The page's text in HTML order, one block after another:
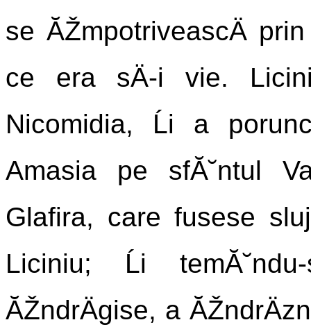
se ĂŽmpotriveascÄ
ce era sÄ-i vie.
Nicomidia, Ĺi a
Amasia pe sfĂ˘ntul
Glafira, care fusese
Liciniu; Ĺi
ĂŽndrÄgise, a